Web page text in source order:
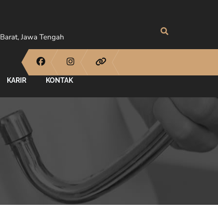
Jawa Tengah
KARIR KONTAK